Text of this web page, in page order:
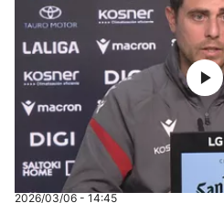
2026/03/06 - 14:45